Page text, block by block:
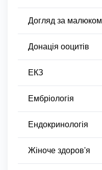
Догляд за малюком
Донація ооцитів
ЕКЗ
Ембріологія
Ендокринологія
Жіноче здоров'я